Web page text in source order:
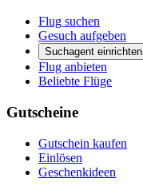
Flug suchen
Gesuch aufgeben
Suchagent einrichten
Flug anbieten
Beliebte Flüge
Gutscheine
Gutschein kaufen
Einlösen
Geschenkideen